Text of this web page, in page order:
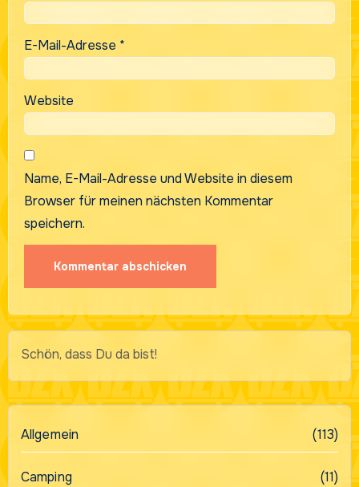
E-Mail-Adresse *
Website
Name, E-Mail-Adresse und Website in diesem
Browser für meinen nächsten Kommentar
speichern.
Schön, dass Du da bist!
Allgemein (113)
Camping (11)